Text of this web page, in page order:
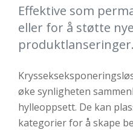
Effektive som
eller for å støtte nye
produktlanseringer.
øke synligheten
hylleoppsett. De kan
kategorier for å skape